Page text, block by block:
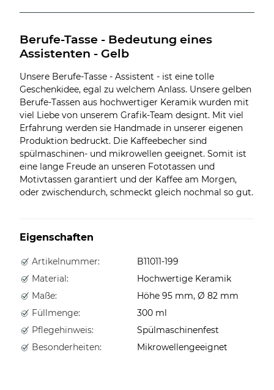
Berufe-Tasse - Bedeutung eines
Assistenten - Gelb
Unsere Berufe-Tasse - Assistent - ist eine tolle
Geschenkidee, egal zu welchem Anlass. Unsere gelben
Berufe-Tassen aus hochwertiger Keramik wurden mit
viel Liebe von unserem Grafik-Team designt. Mit viel
Erfahrung werden sie Handmade in unserer eigenen
Produktion bedruckt. Die Kaffeebecher sind
spülmaschinen- und mikrowellen geeignet. Somit ist
eine lange Freude an unseren Fototassen und
Motivtassen garantiert und der Kaffee am Morgen,
oder zwischendurch, schmeckt gleich nochmal so gut.
Eigenschaften
Artikelnummer:
B11011-199
Material:
Hochwertige Keramik
Maße:
Höhe 95 mm, Ø 82 mm
Füllmenge:
300 ml
Pflegehinweis:
Spülmaschinenfest
Besonderheiten:
Mikrowellengeeignet